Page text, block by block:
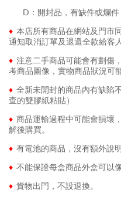
D：開封品，有缺件或爛
♦ 本店所有商品在網站及門市
通知取消訂單及退還全款給客人
♦ 注意二手商品可能會有劃傷
考商品圖像，實物商品狀況可
♦ 全新未開封的商品內有缺陷
查的雙膠紙粘貼）
♦ 商品運輸過程中可能會損壞
解後購買。
♦ 有電池的商品，沒有額外說
♦ 不能保證每盒商品外盒可以
♦ 貨物出門，不設退換。